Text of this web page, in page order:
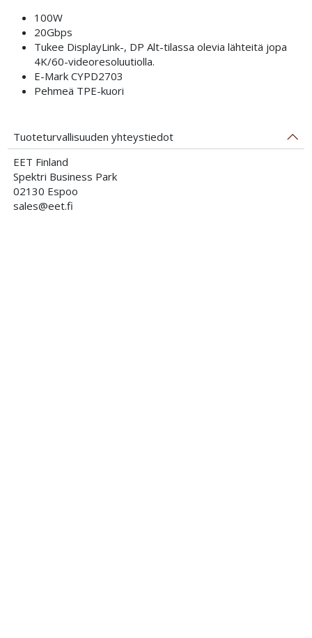
100W
20Gbps
Tukee DisplayLink-, DP Alt-tilassa olevia lähteitä jopa
4K/60-videoresoluutiolla.
E-Mark CYPD2703
Pehmeä TPE-kuori
Tuoteturvallisuuden yhteystiedot
EET Finland
Spektri Business Park
02130 Espoo
sales@eet.fi